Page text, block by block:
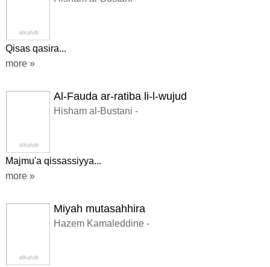
Qisas qasira...
more »
Al-Fauda ar-ratiba li-l-wujud
Hisham al-Bustani -
Majmu'a qissassiyya...
more »
Miyah mutasahhira
Hazem Kamaleddine -